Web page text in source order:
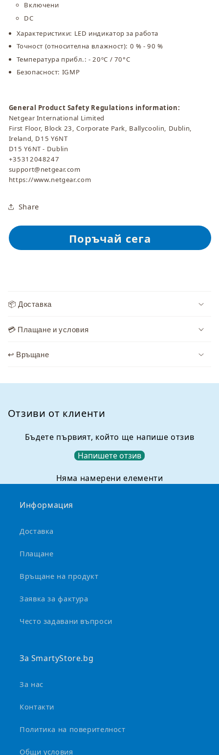
Включени
DC
Характеристики: LED индикатор за работа
Точност (относителна влажност): 0 % - 90 %
Температура прибл.: - 20ºC / 70°C
Безопасност: IGMP
General Product Safety Regulations information:
Netgear International Limited
First Floor, Block 23, Corporate Park, Ballycoolin, Dublin,
Ireland, D15 Y6NT
D15 Y6NT - Dublin
+35312048247
support@netgear.com
https://www.netgear.com
Share
д
р
а
и
,
м
📦 Доставка
💳 Плащане и условия
↩️ Връщане
Отзиви от клиенти
Бъдете първият, който ще напише отзив
Напишете отзив
Няма намерени елементи
Информация
Доставка
Плащане
Връщане на продукт
Заявка за фактура
Често задавани въпроси
За SmartyStore.bg
За нас
Контакти
Политика на поверителност
Общи условия